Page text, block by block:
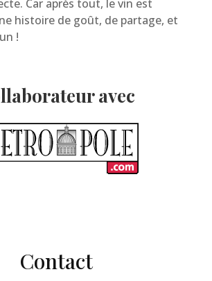
Car après tout, le vin est
histoire de goût, de partage, et
!
avec
Contact